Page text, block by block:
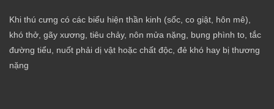
Khi thú cưng có các biểu hiện thần kinh (sốc, co giật, hôn mê),
khó thở, gãy xương, tiêu chảy, nôn mửa nặng, bụng phình to, tắc
đường tiểu, nuốt phải dị vật hoặc chất độc, đẻ khó hay bị thương
nặng